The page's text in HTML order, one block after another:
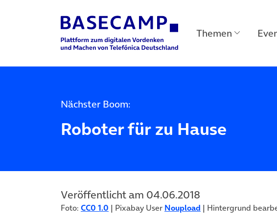
Main Navigation Themen
Nächster Boom:
Roboter für zu Hause
Veröffentlicht am 04.06.2018
Foto: CC0 1.0 | Pixabay User Noupload | Hintergrund